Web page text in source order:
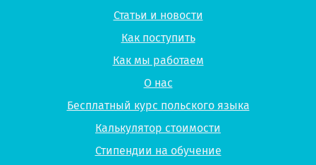
Статьи и новости
Как поступить
Как мы работаем
О нас
Бесплатный курс польского языка
Калькулятор стоимости
Стипендии на обучение